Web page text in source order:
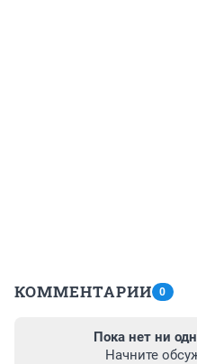
КОММЕНТАРИИ 0
Пока нет ни
Начните